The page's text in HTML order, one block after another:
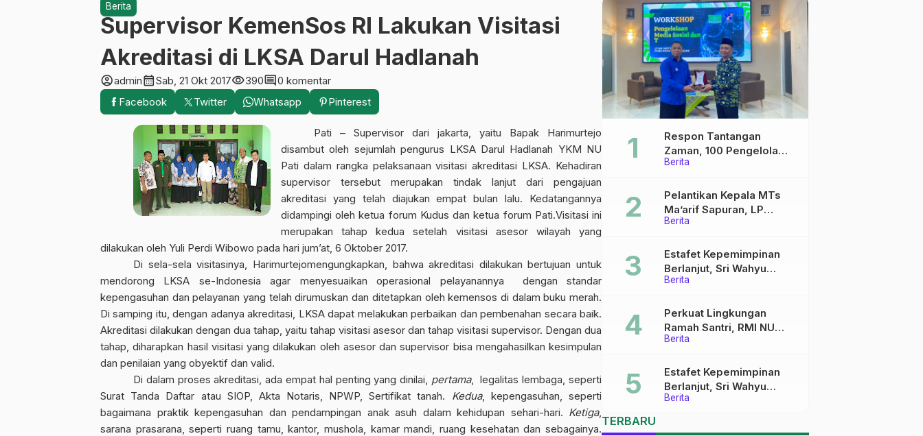
Berita
Supervisor KemenSos RI Lakukan Visitasi
Akreditasi di LKSA Darul Hadlanah
account_circleadmincalendar_monthSab, 21 Okt 2017visibility390comment0 komentar
Facebook
Twitter Whatsapp Pinterest
Pati – Supervisor dari jakarta, yaitu Bapak Harimurtejo
disambut oleh sejumlah pengurus LKSA Darul Hadlanah YKM NU
Pati dalam rangka pelaksanaan visitasi akreditasi LKSA. Kehadiran
supervisor tersebut merupakan tindak lanjut dari pengajuan
akreditasi yang telah diajukan empat bulan lalu. Kedatangannya
didampingi oleh ketua forum Kudus dan ketua forum Pati.Visitasi ini
merupakan tahap kedua setelah visitasi asesor wilayah yang
dilakukan oleh Yuli Perdi Wibowo pada hari jum’at, 6 Oktober 2017.
Di sela-sela visitasinya, Harimurtejomengungkapkan, bahwa akreditasi dilakukan bertujuan untuk
mendorong LKSA se-Indonesia agar menyesuaikan operasional pelayanannya
dengan standar
kepengasuhan dan pelayanan yang telah dirumuskan dan ditetapkan oleh kemensos di dalam buku merah.
Di samping itu, dengan adanya akreditasi, LKSA dapat melakukan perbaikan dan pembenahan secara baik.
Akreditasi dilakukan dengan dua tahap, yaitu tahap visitasi asesor dan tahap visitasi supervisor. Dengan dua
tahap, diharapkan hasil visitasi yang dilakukan oleh asesor dan supervisor bisa mengahasilkan kesimpulan
dan penilaian yang obyektif dan valid.
Di dalam proses akreditasi, ada empat hal penting yang dinilai, pertama, legalitas lembaga, seperti
Surat Tanda Daftar atau SIOP, Akta Notaris, NPWP, Sertifikat tanah. Kedua, kepengasuhan, seperti
bagaimana praktik kepengasuhan dan pendampingan anak asuh dalam kehidupan sehari-hari. Ketiga,
sarana prasarana, seperti ruang tamu, kantor, mushola, kamar mandi, ruang kesehatan dan sebagainya.
Berita
Respon Tantangan
Zaman, 100 Pengelola
Medsos Sekolah Ma’arif
Pelatihan Literasi Digital
Berita
Pelantikan Kepala MTs
Ma’arif Sapuran, LP
Ma’arif NU Wonosobo
Kepemimpinan Nahdliyah
Berita
Estafet Kepemimpinan
Berlanjut, Sri Wahyu
Susilowati Resmi Pimpin
Berita
Perkuat Lingkungan
Ramah Santri, RMI NU
Gelar ‘Sambang
Berita
Estafet Kepemimpinan
Berlanjut, Sri Wahyu
Susilowati Resmi Pimpin
TERBARU